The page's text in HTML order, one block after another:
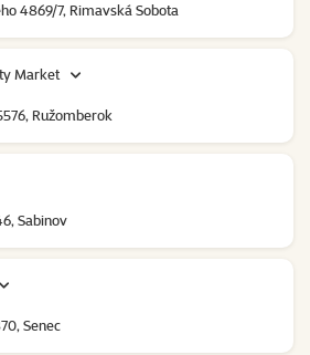
4869/7, Rimavská Sobota
Market
Ružomberok
Sabinov
Senec